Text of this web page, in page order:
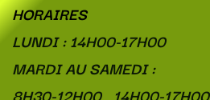
HORAIRES
LUNDI : 14H00-17H00
MARDI AU SAMEDI :
8H30-12H00 14H00-17H00